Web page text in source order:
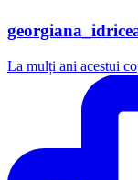
La mulți ani acestui